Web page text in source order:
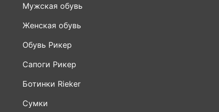
Мужская обувь
Женская обувь
Обувь Рикер
Сапоги Рикер
Ботинки Rieker
Сумки